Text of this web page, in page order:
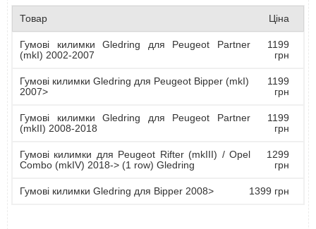
Товар Ціна
Гумові килимки Gledring для Peugeot Partner
(mkI) 2002-2007
1199
грн
Гумові килимки Gledring для Peugeot Bipper (mkI)
2007>
1199
грн
Гумові килимки Gledring для Peugeot Partner
(mkII) 2008-2018
1199
грн
Гумові килимки для Peugeot Rifter (mkIII) / Opel
Combo (mkIV) 2018-> (1 row) Gledring
1299
грн
Гумові килимки Gledring для Bipper 2008> 1399 грн